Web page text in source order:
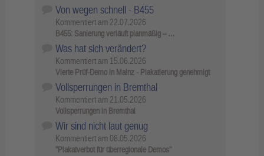
Von wegen schnell - B455
Kommentiert am 22.07.2026
B455: Sanierung verläuft planmäßig – …
Was hat sich verändert?
Kommentiert am 15.06.2026
Vierte Prüf-Demo in Mainz - Plakatierung genehmigt
Vollsperrungen in Bremthal
Kommentiert am 21.05.2026
Vollsperrungen in Bremthal
Wir sind nicht laut genug
Kommentiert am 08.05.2026
"Plakatverbot für überregionale Demos"